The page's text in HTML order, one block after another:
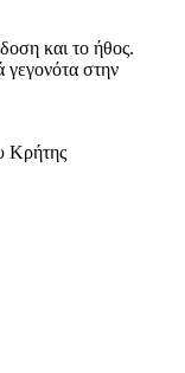
και το ήθος.
γεγονότα στην
Κρήτης